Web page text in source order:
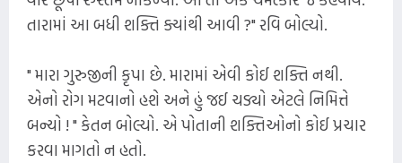
તારામાં આ બધી શક્તિ ક્યાંથી આવી ?" રવિ બોલ્યો.
" મારા ગુરુજીની કૃપા છે. મારામાં એવી કોઈ શક્તિ નથી.
એનો રોગ મટવાનો હશે અને હું જઈ ચડ્યો એટલે નિમિત્તે
બન્યો ! " કેતન બોલ્યો. એ પોતાની શક્તિઓનો કોઈ પ્રચાર
કરવા માગતો ન હતો.